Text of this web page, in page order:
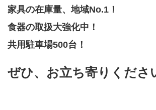
家具の在庫量、地域No.1！
食器の取扱大強化中！
共用駐車場500台！
ぜひ、お立ち寄りくださ